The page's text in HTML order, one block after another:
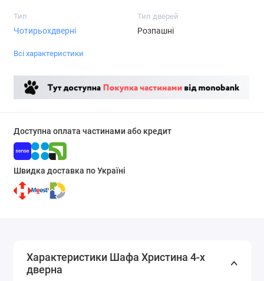
Тип
Чотирьохдверні
Тип дверей
Розпашні
Всі характеристики
Доступна оплата частинами або кредит
Швидка доставка по Україні
Характеристики Шафа Христина 4-х
дверна